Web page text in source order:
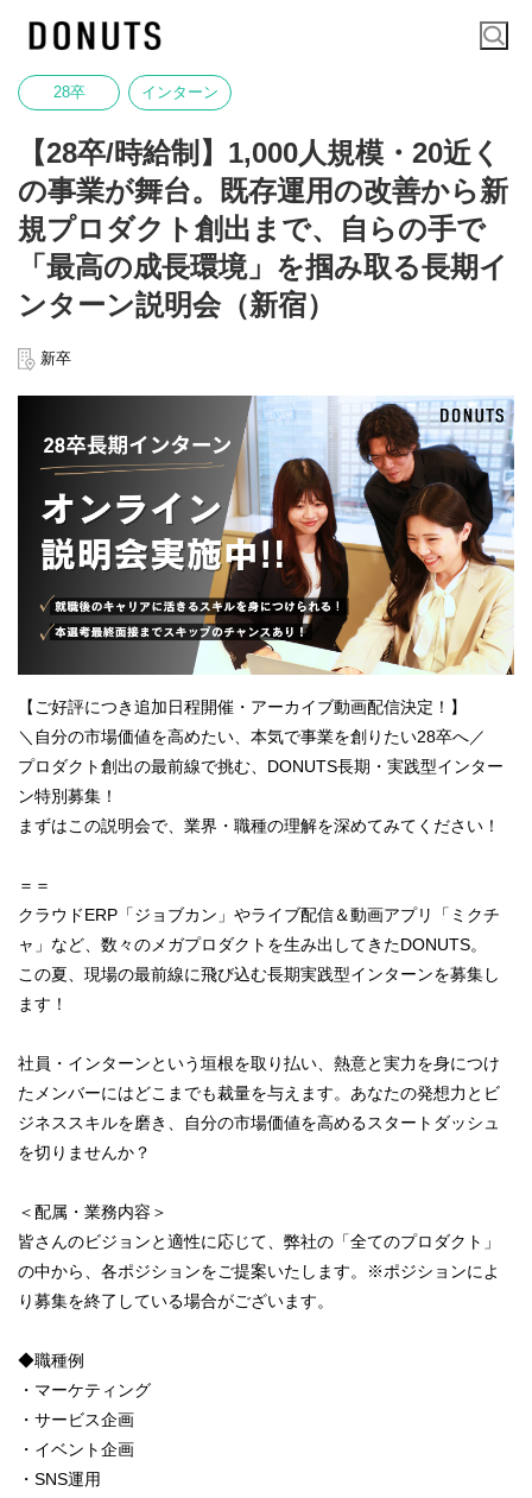
28卒 インターン
【28卒/時給制】1,000人規模・20近く
の事業が舞台。既存運用の改善から新
規プロダクト創出まで、自らの手で
「最高の成長環境」を掴み取る長期イ
ンターン説明会（新宿）
新卒
【ご好評につき追加日程開催・アーカイブ動画配信決定！】
＼自分の市場価値を高めたい、本気で事業を創りたい28卒へ／
プロダクト創出の最前線で挑む、DONUTS長期・実践型インター
ン特別募集！
まずはこの説明会で、業界・職種の理解を深めてみてください！
＝＝
クラウドERP「ジョブカン」やライブ配信＆動画アプリ「ミクチ
ャ」など、数々のメガプロダクトを生み出してきたDONUTS。
この夏、現場の最前線に飛び込む長期実践型インターンを募集し
ます！
社員・インターンという垣根を取り払い、熱意と実力を身につけ
たメンバーにはどこまでも裁量を与えます。あなたの発想力とビ
ジネススキルを磨き、自分の市場価値を高めるスタートダッシュ
を切りませんか？
＜配属・業務内容＞
皆さんのビジョンと適性に応じて、弊社の「全てのプロダクト」
の中から、各ポジションをご提案いたします。※ポジションによ
り募集を終了している場合がございます。
◆職種例
・マーケティング
・サービス企画
・イベント企画
・SNS運用